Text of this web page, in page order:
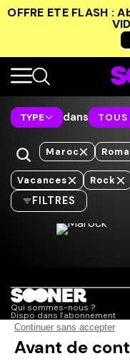
OFFRE ETE FLASH
TYPE dans TOUS
Maroc
Vacances Rock
FILTRES
Qui sommes-nous ?
Dispo dans l'abonnement
Dispo dans le Videoclub
Actionnaires
Contacts
SOONER responsable
Mentions légales